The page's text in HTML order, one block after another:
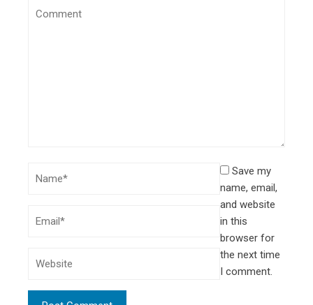
Save my
name, email,
and website
in this
browser for
the next time
I comment.